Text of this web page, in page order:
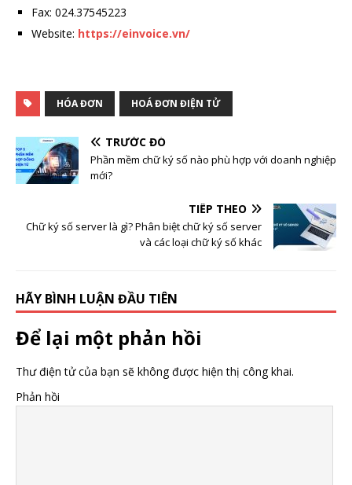
Fax: 024.37545223
Website: https://einvoice.vn/
HÓA ĐƠN HOÁ ĐƠN ĐIỆN TỬ
TRƯỚC ĐÓ
Phần mềm chữ ký số nào phù hợp với doanh nghiệp
mới?
TIẾP THEO
Chữ ký số server là gì? Phân biệt chữ ký số server
và các loại chữ ký số khác
HÃY BÌNH LUẬN ĐẦU TIÊN
Để lại một phản hồi
Thư điện tử của bạn sẽ không được hiện thị công khai.
Phản hồi